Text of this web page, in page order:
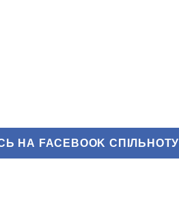
НА FACEBOOK СПІЛЬНОТУ